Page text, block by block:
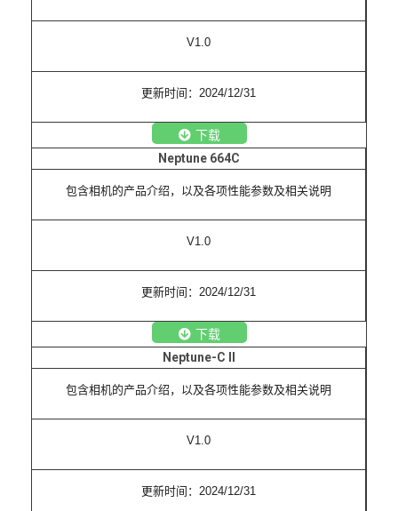
V1.0
更新时间：2024/12/31
下载
Neptune 664C
包含相机的产品介绍，以及各项性能参数及相关说明
V1.0
更新时间：2024/12/31
下载
Neptune-C II
包含相机的产品介绍，以及各项性能参数及相关说明
V1.0
更新时间：2024/12/31